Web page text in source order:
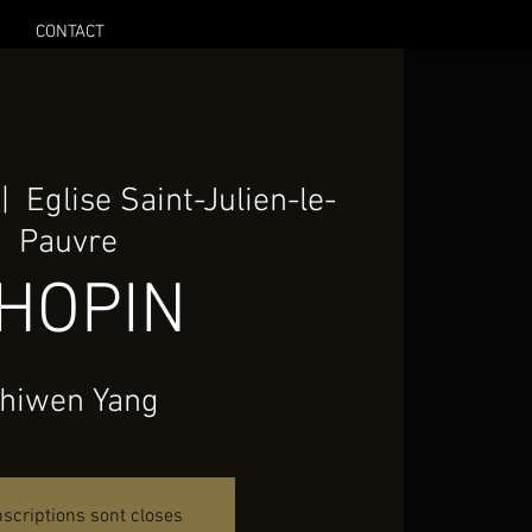
CONTACT
Eglise Saint-Julien-le-
Pauvre
Yang
sont closes